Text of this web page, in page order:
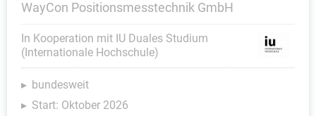
WayCon Positionsmesstechnik GmbH
In Kooperation mit IU Duales Studium
(Internationale Hochschule)
bundesweit
Start: Oktober 2026